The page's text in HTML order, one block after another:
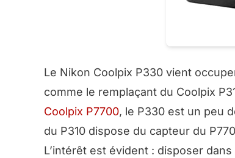
Le Nikon Coolpix P330 vient
comme le remplaçant du Coolpix
Coolpix P7700, le P330 est un peu
du P310 dispose du capteur du
L’intérêt est évident : disposer